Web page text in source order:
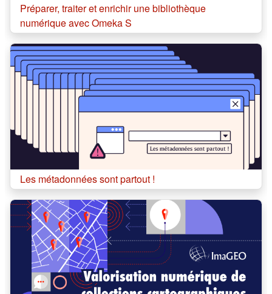
Cours:
Préparer, traiter et enrichir une bibliothèque
numérique avec Omeka S
Cours:
Les métadonnées sont partout !